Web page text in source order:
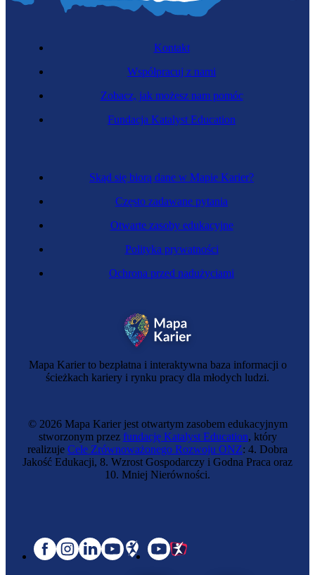
Specjalistka budowy sieci telekomunikacyjnych
Likwidatorka szkód
Rzeczoznawczyni majątkowa
Mapa Karier to bezpłatna i interaktywna baza informacji o
ścieżkach kariery i rynku pracy dla młodych ludzi.
Skąd się biorą dane w Mapie Karier?
Często zadawane pytania
Otwarte zasoby edukacyjne
Polityka prywatności
Ochrona przed nadużyciami
Kontakt
Współpracuj z nami
Zobacz, jak możesz nam pomóc
Fundacja Katalyst Education
© 2026 Mapa Karier jest otwartym zasobem edukacyjnym
stworzonym przez fundację Katalyst Education, który
realizuje Cele Zrównoważonego Rozwoju ONZ: 4. Dobra
Jakość Edukacji, 8. Wzrost Gospodarczy i Godna Praca oraz
10. Mniej Nierówności.